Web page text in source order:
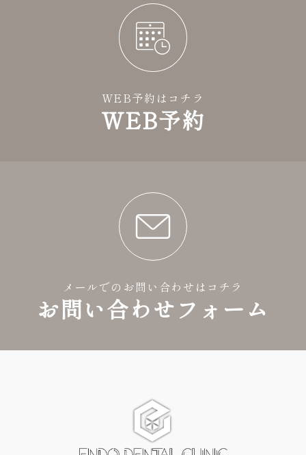
WEB予約はコチラ
WEB予約
メールでのお問い合わせはコチラ
お問い合わせフォーム